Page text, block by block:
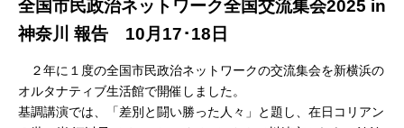
ッ
ト
治
を
ひ
げ
よ
う！
は
全国市民政治ネットワーク全国交流集会2025 in
神奈川 報告 10月17･18日
２年に１度の全国市民政治ネットワークの交流集会を新横浜の
オルタナティブ生活館で開催しました。
基調講演では、「差別と闘い勝った人々」と題し、在日コリアン